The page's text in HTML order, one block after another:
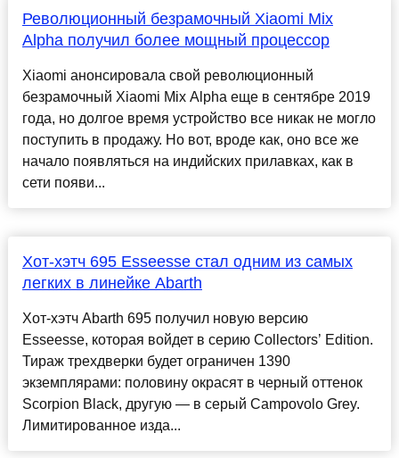
Революционный безрамочный Xiaomi Mix
Alpha получил более мощный процессор
Xiaomi анонсировала свой революционный
безрамочный Xiaomi Mix Alpha еще в сентябре 2019
года, но долгое время устройство все никак не могло
поступить в продажу. Но вот, вроде как, оно все же
начало появляться на индийских прилавках, как в
сети появи...
Хот-хэтч 695 Esseesse стал одним из самых
легких в линейке Abarth
Хот-хэтч Abarth 695 получил новую версию
Esseesse, которая войдет в серию Collectors’ Edition.
Тираж трехдверки будет ограничен 1390
экземплярами: половину окрасят в черный оттенок
Scorpion Black, другую — в серый Campovolo Grey.
Лимитированное изда...